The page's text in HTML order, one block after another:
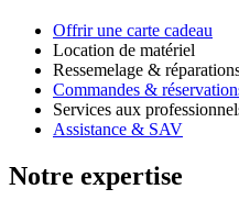
Offrir une carte cadeau
Location de matériel
Ressemelage &
Commandes &
Services aux
Assistance & SAV
Notre expertise